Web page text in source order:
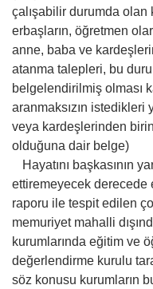
çalışabilir durumda
erbaşların, öğretmen
anne, baba ve
atanma talepleri, bu
belgelendirilmiş olması
aranmaksızın
veya kardeşlerinden
olduğuna dair belge)
Hayatını başkasının
ettiremeyecek derecede
raporu ile tespit edilen
memuriyet mahalli
kurumlarında eğitim ve
değerlendirme kurulu
söz konusu kurumların